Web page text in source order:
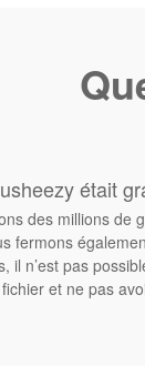
était
des millions de
fermons
il n’est pas
et ne pas